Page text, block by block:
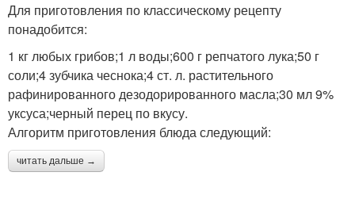
Для приготовления по классическому рецепту
понадобится:
1 кг любых грибов;1 л воды;600 г репчатого лука;50 г
соли;4 зубчика чеснока;4 ст. л. растительного
рафинированного дезодорированного масла;30 мл 9%
уксуса;черный перец по вкусу.
Алгоритм приготовления блюда следующий:
читать дальше →